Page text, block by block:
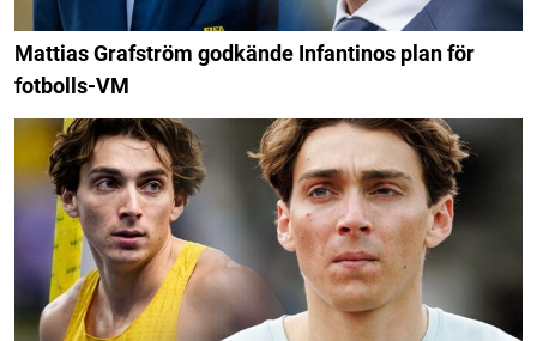
Mattias Grafström godkände Infantinos plan för
fotbolls-VM